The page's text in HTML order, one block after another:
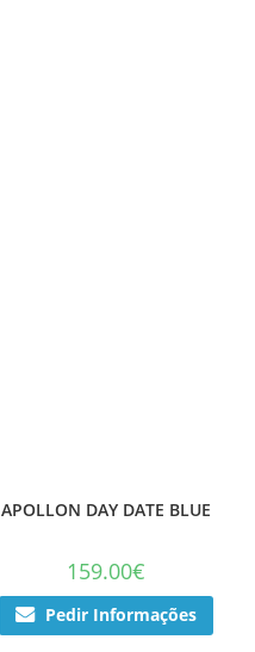
APOLLON DAY DATE BLUE
159.00€
Pedir Informações